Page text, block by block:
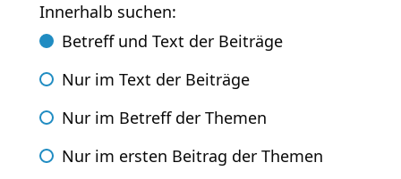
Innerhalb suchen:
Betreff und Text der Beiträge
Nur im Text der Beiträge
Nur im Betreff der Themen
Nur im ersten Beitrag der Themen